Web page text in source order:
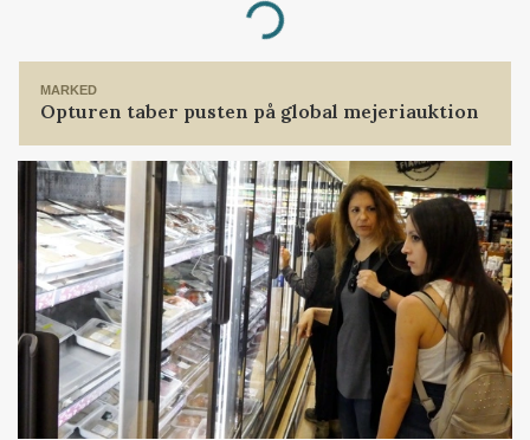
Loading...
MARKED
Opturen taber pusten på global mejeriauktion